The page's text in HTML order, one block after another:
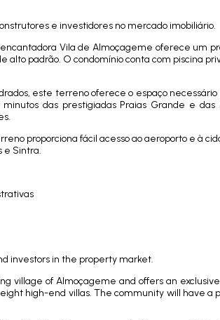
e investidores no mercado imobiliário.
Vila de Almoçageme oferece um
alto padrão. O condomínio conta com piscina
este terreno oferece o espaço
das prestigiadas Praias Grande e
proporciona fácil acesso ao aeroporto e à
e Sintra.
investors in the property market.
village of Almoçageme and offers an
high-end villas. The community will have